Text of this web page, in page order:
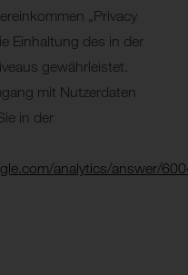
„Privacy
Einhaltung des in der
gewährleistet.
mit Nutzerdaten
in der
analytics/answer/